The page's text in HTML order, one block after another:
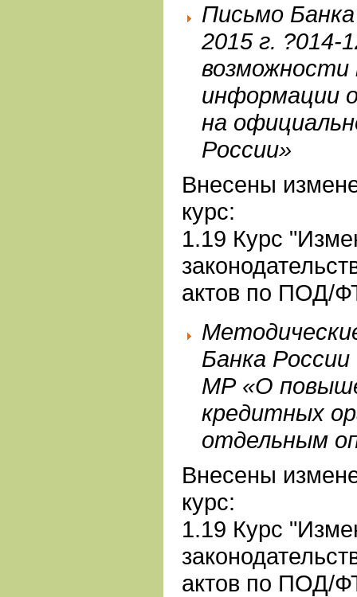
Письмо
2015 г. ?014-
возможности
информации
на
России»
Внесены
курс:
1.19 Курс
актов по ПОД/
Банка
МР «О
кредитных
отдельным
Внесены
курс:
1.19 Курс
актов по ПОД/